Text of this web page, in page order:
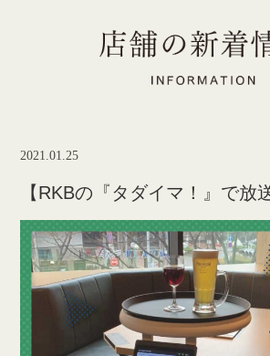
2021.01.25
【RKBの『タダイマ！』で放